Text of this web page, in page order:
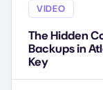
VIDEO
The Hidden
Backups in
Key